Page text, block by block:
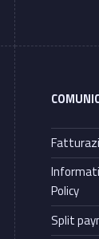
Policy
Split